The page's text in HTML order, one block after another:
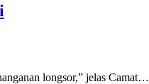
longsor,” jelas Camat…